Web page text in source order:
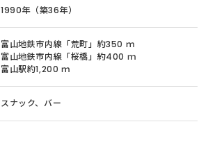
1990年（築36年）
富山地鉄市内線「荒町」約350 ｍ
富山地鉄市内線「桜橋」約400 ｍ
富山駅約1,200 ｍ
スナック、バー